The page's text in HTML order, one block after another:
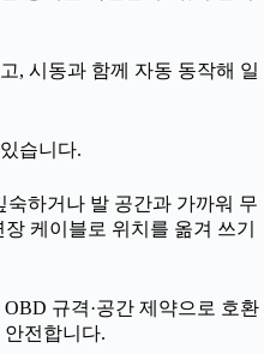
, 시동과 함께 자동 동작해 일
습니다.
하거나 발 공간과 가까워 무
케이블로 위치를 옮겨 쓰기
규격·공간 제약으로 호환
전합니다.